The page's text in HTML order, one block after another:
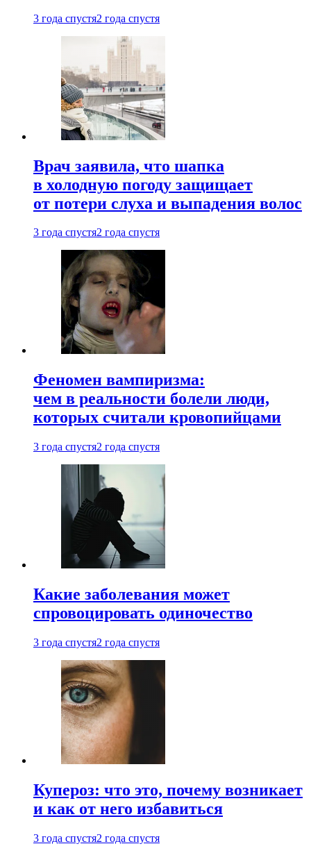
3 года спустя2 года спустя
Врач заявила, что шапка
в холодную погоду защищает
от потери слуха и выпадения волос
3 года спустя2 года спустя
Феномен вампиризма:
чем в реальности болели люди,
которых считали кровопийцами
3 года спустя2 года спустя
Какие заболевания может
спровоцировать одиночество
3 года спустя2 года спустя
Купероз: что это, почему возникает
и как от него избавиться
3 года спустя2 года спустя